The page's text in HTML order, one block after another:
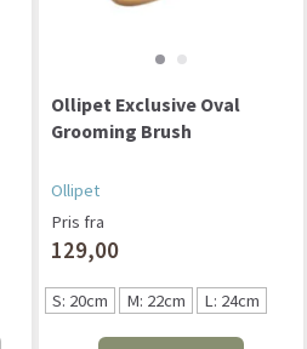
Ollipet Exclusive Oval
Grooming Brush
Ollipet
Pris fra
129,00
S: 20cm M: 22cm L: 24cm